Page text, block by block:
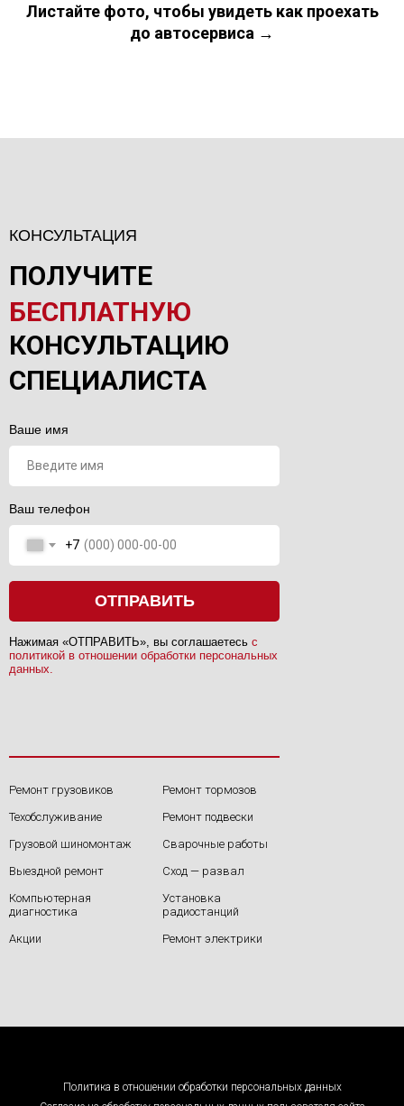
Листайте фото, чтобы увидеть как проехать
до автосервиса →
КОНСУЛЬТАЦИЯ
ПОЛУЧИТЕ
БЕСПЛАТНУЮ
КОНСУЛЬТАЦИЮ
СПЕЦИАЛИСТА
Ваше имя
Ваш телефон
+7
ОТПРАВИТЬ
Нажимая «ОТПРАВИТЬ», вы соглашаетесь с
политикой в отношении обработки персональных
данных.
Ремонт грузовиков
Техобслуживание
Грузовой шиномонтаж
Ремонт тормозов
Ремонт подвески
Сварочные работы
Сход — развал
Установка
радиостанций
Компьютерная
диагностика
Ремонт электрики
Выездной ремонт
Акции
Политика в отношении обработки персональных данных